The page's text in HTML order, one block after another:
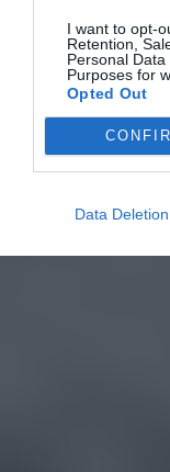
I want to opt-
Retention,
Personal
Purposes for
Opted Out
Data Deletion